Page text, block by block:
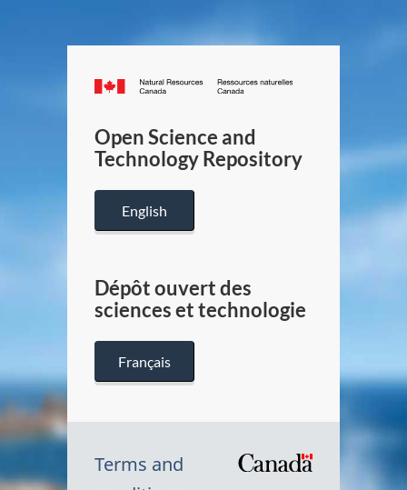
Canada.ca
/
Canada
Open Science and
Technology Repository
English
Dépôt ouvert des
sciences et technologie
Français
Terms and